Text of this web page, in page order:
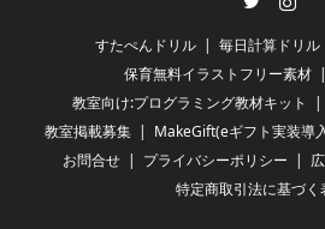
すたぺんドリル 毎日計算ドリル
保育無料イラストフリー素材
教室向け:プログラミング教材キット
教室掲載募集
MakeGift(eギフト実装導
お問合せ
プライバシーポリシー
特定商取引法に基づく